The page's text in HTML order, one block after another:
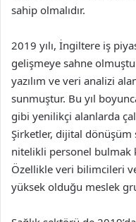
sahip olmalıdır.
2019 yılı, İngiltere iş
gelişmeye sahne
yazılım ve veri analizi
sunmuştur. Bu yıl
gibi yenilikçi alanlarda
Şirketler, dijital dönüşüm
nitelikli personel bulmak
Özellikle veri bilimcileri
yüksek olduğu meslek